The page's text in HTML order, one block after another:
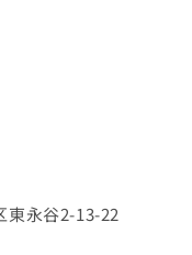
東永谷2-13-22